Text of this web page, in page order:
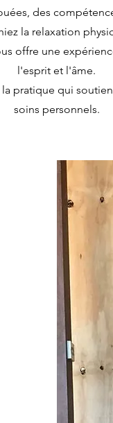
des
la relaxation
offre une
l'esprit et l'âme.
pratique qui
soins personnels.